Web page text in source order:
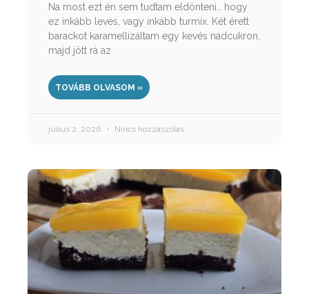
Na most ezt én sem tudtam eldönteni… hogy
ez inkább leves, vagy inkább turmix. Két érett
barackot karamellizáltam egy kevés nádcukron,
majd jött rá az
TOVÁBB OLVASOM »
július 2, 2026 Nincs hozzászólás